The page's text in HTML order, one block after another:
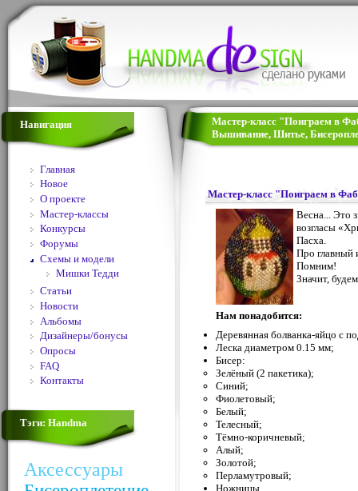
Навигация
Главная
Новое
О проекте
Мастер-классы
Конкурсы
Форумы
Схемы и модели
Мишки Тедди
Статьи
Новости
Альбомы
Дизайнеры/бонусы
Опросы
FAQ
Контакты
Тэги: Handma
Аксессуары
Мастер-класс "Поиграем в
Вышивание, Шитье,
Мастер-класс "Поиграем в
Весна... Это
возгласы
Пасха.
Про главный
Помним!
Значит,
Нам понадобится:
Деревянная болванка-яйцо с
Леска диаметром 0.15 мм;
Бисер:
Зелёный (2 пакетика);
Синий;
Фиолетовый;
Белый;
Телесный;
Тёмно-коричневый;
Алый;
Золотой;
Перламутровый;
Ножницы.